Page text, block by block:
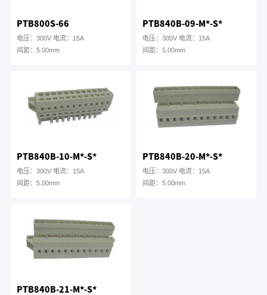
PTB800S-66
电压：300V 电流：15A
间距：5.00mm
PTB840B-09-M*-S*
电压：300V 电流：15A
间距：5.00mm
PTB840B-10-M*-S*
电压：300V 电流：15A
间距：5.00mm
PTB840B-20-M*-S*
电压：300V 电流：15A
间距：5.00mm
PTB840B-21-M*-S*